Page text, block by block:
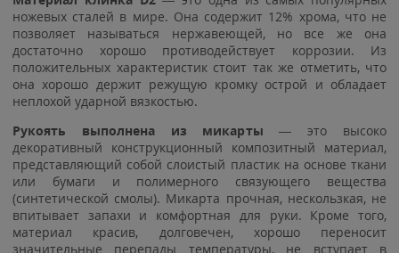
ножевых сталей в мире. Она содержит 12% хрома, что не
позволяет называться нержавеющей, но все же она
достаточно хорошо противодействует коррозии. Из
положительных характеристик стоит так же отметить, что
она хорошо держит режущую кромку острой и обладает
неплохой ударной вязкостью.
Рукоять выполнена из микарты — это высоко
декоративный конструкционный композитный материал,
представляющий собой слоистый пластик на основе ткани
или бумаги и полимерного связующего вещества
(синтетической смолы). Микарта прочная, нескользкая, не
впитывает запахи и комфортная для руки. Кроме того,
материал красив, долговечен, хорошо переносит
значительные перепады температуры, не вступает в